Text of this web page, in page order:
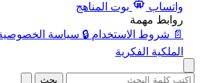
واتساب
بوت المناهج
روابط مهمة
📄 شروط الاستخدام 🔒 سياسة الخصوصية
الملكية الفكرية
بحث